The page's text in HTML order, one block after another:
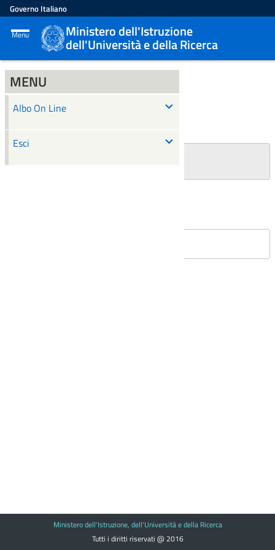
Governo Italiano
Menu Ministero dell'Istruzione
dell'Università e della Ricerca
MENU
Albo On Line
Esci
ALBO ON LINE
Ricerca
Ministero dell'Istruzione, dell'Università e della Ricerca
Tutti i diritti riservati @ 2016